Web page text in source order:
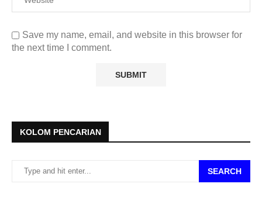
Save my name, email, and website in this browser for
the next time I comment.
KOLOM PENCARIAN
SEARCH